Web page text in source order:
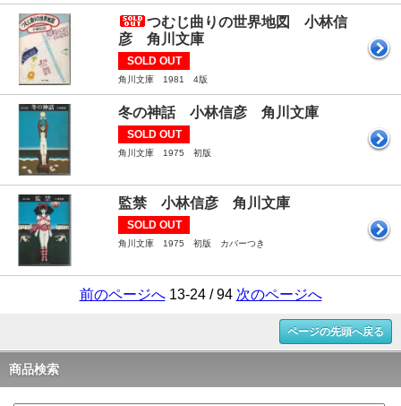
つむじ曲りの世界地図 小林信
彦 角川文庫
SOLD OUT
角川文庫 1981 4版
冬の神話 小林信彦 角川文庫
SOLD OUT
角川文庫 1975 初版
監禁 小林信彦 角川文庫
SOLD OUT
角川文庫 1975 初版 カバーつき
前のページへ13-24 / 94 次のページへ
ページの先頭へ戻る
商品検索